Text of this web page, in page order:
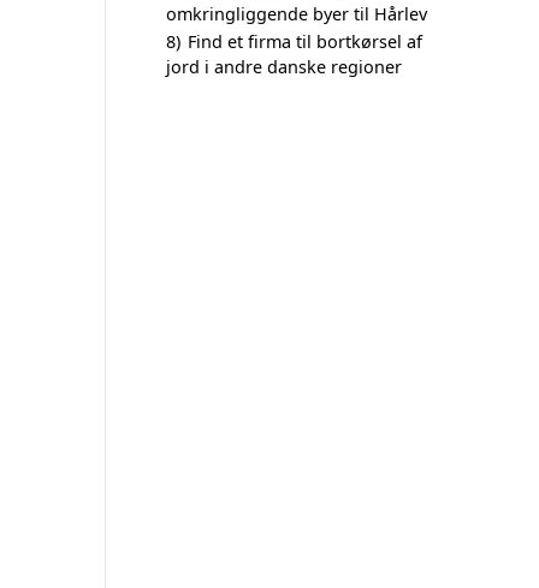
omkringliggende byer til Hårlev
8) Find et firma til bortkørsel af
jord i andre danske regioner